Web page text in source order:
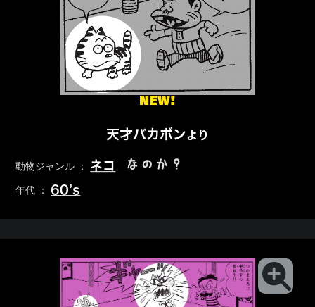
NEW!
天才バカボンより
動物ジャンル ： ネコ なのか？
年代 ： 60’s